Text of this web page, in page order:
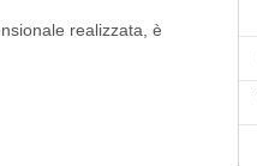
realizzata, è